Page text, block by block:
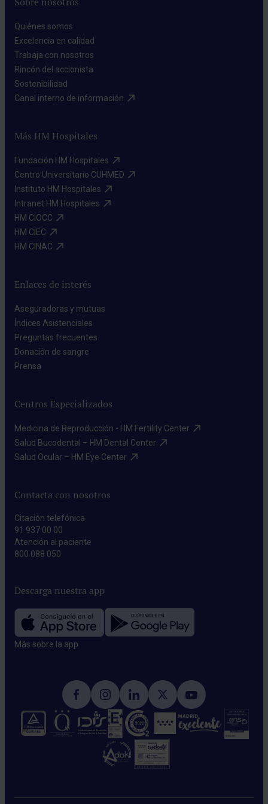
Quiénes somos​
Excelencia en calidad​
Trabaja con nosotros​
Rincón del accionista​
Sostenibilidad​
Canal interno de información​
Más HM Hospitales
Fundación HM Hospitales​
Centro Universitario CUHMED​
Instituto HM Hospitales​
Intranet HM Hospitales​
HM CIOCC​
HM CIEC​
HM CINAC​
Enlaces de interés
Aseguradoras y mutuas​
Índices Asistenciales​
Preguntas frecuentes​
Donación de sangre​
Prensa​
Centros Especializados
Medicina de Reproducción - HM Fertility Center​
Salud Bucodental – HM Dental Center​
Salud Ocular – HM Eye Center​
Contacta con nosotros
Citación telefónica
91 937 00 00
Atención al paciente
800 088 050
Descarga nuestra app
Más sobre la app​